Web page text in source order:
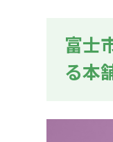
富士
る本